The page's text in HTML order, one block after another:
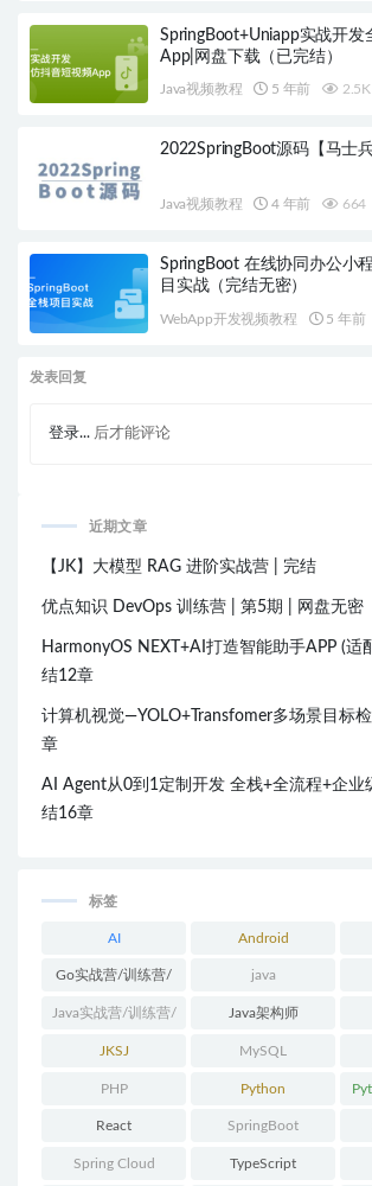
SpringBoot+Uniapp实战开发
App|网盘下载（已完结）
Java视频教程 5 年前 2.5K
2022SpringBoot源码【马士兵
Java视频教程 4 年前 664
SpringBoot 在线协同办公小
目实战（完结无密）
WebApp开发视频教程 5 年前
发表回复
登录... 后才能评论
近期文章
【JK】大模型 RAG 进阶实战营 | 完结
优点知识 DevOps 训练营 | 第5期 | 网盘无密
HarmonyOS NEXT+AI打造智能助手APP (适
结12章
计算机视觉—YOLO+Transfomer多场景目标
章
AI Agent从0到1定制开发 全栈+全流程+企业
结16章
标签
AI Android
Go实战营/训练营/
体系课
java
Java实战营/训练营/
体系课
Java架构师
JKSJ MySQL
PHP Python
React SpringBoot
Spring Cloud TypeScript